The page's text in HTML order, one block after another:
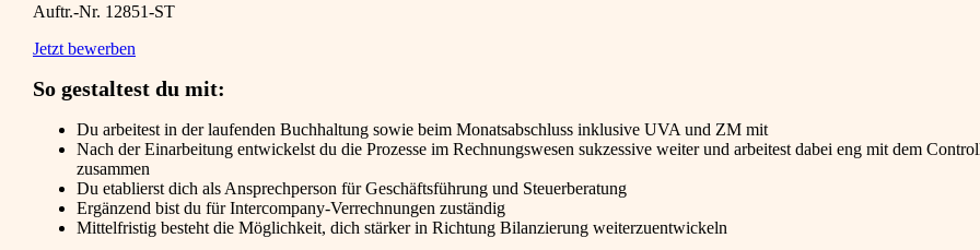
Auftr.-Nr. 12851-ST
Jetzt bewerben
So gestaltest du mit:
Du arbeitest in der laufenden Buchhaltung sowie beim Monatsabschluss inklusive UVA und ZM mit
Nach der Einarbeitung entwickelst du die Prozesse im Rechnungswesen sukzessive weiter und arbeitest dabei eng mit dem
zusammen
Du etablierst dich als Ansprechperson für Geschäftsführung und Steuerberatung
Ergänzend bist du für Intercompany-Verrechnungen zuständig
Mittelfristig besteht die Möglichkeit, dich stärker in Richtung Bilanzierung weiterzuentwickeln